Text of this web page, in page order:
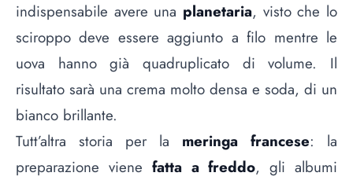
indispensabile avere una planetaria, visto che lo
sciroppo deve essere aggiunto a filo mentre le
uova hanno già quadruplicato di volume. Il
risultato sarà una crema molto densa e soda, di un
bianco brillante.
Tutt’altra storia per la meringa francese: la
preparazione viene fatta a freddo, gli albumi